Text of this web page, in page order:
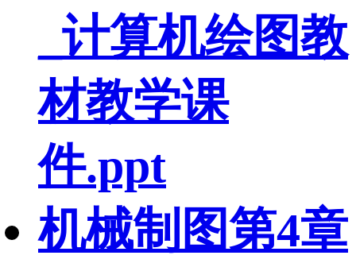
_计算机绘图教
材教学课
件.ppt
机械制图第4章